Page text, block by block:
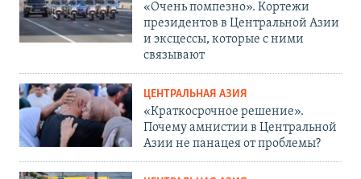
«Очень помпезно». Кортежи
президентов в Центральной Азии
и эксцессы, которые с ними
связывают
ЦЕНТРАЛЬНАЯ АЗИЯ
«Краткосрочное решение».
Почему амнистии в Центральной
Азии не панацея от проблемы?